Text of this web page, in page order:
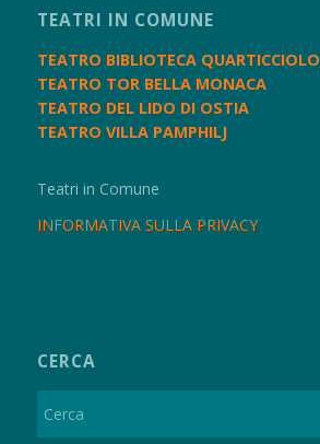
TEATRI IN COMUNE
TEATRO BIBLIOTECA QUARTICCIOLO
TEATRO TOR BELLA MONACA
TEATRO DEL LIDO DI OSTIA
TEATRO VILLA PAMPHILJ
Teatri in Comune
INFORMATIVA SULLA PRIVACY
CERCA